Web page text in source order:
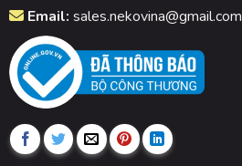
Email: sales.nekovina@gmail.com